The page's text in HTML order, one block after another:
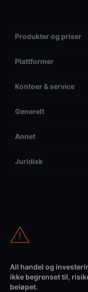
Produkter og priser
Plattformer
Kontoer & service
Generelt
Annet
Juridisk
All handel og
ikke begrenset til,
beløpet.